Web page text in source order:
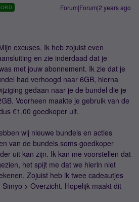
Forum|Forum|2 years ago
excuses. Ik heb zojuist even
en zie inderdaad dat je
met jouw abonnement. Ik zie dat je
had verhoogd naar 6GB, hierna
gedaan naar je de bundel die je
Voorheen maakte je gebruik van de
€1,00 goedkoper uit.
wij nieuwe bundels en acties
van de bundels soms goedkoper
uit kan zijn. Ik kan me voorstellen dat
het spijt me dat we hierin niet
Zojuist heb ik twee cadeautjes
> Overzicht. Hopelijk maakt dit